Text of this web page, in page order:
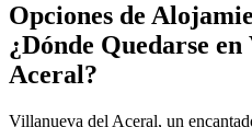
Opciones de
¿Dónde Quedarse
Aceral?
Villanueva del Aceral, un